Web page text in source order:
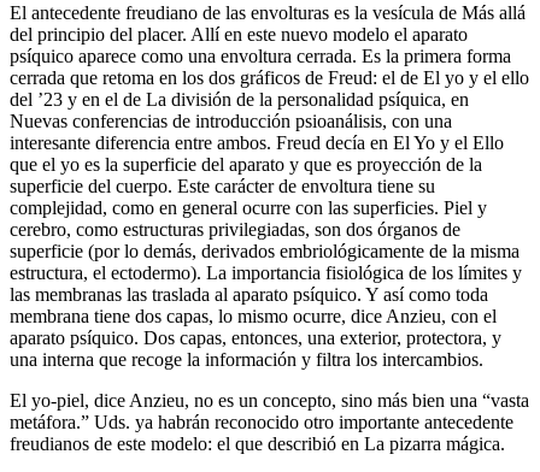
El antecedente freudiano de las envolturas es la vesícula de Más allá
del principio del placer. Allí en este nuevo modelo el aparato
psíquico aparece como una envoltura cerrada. Es la primera forma
cerrada que retoma en los dos gráficos de Freud: el de El yo y el ello
del ’23 y en el de La división de la personalidad psíquica, en
Nuevas conferencias de introducción psioanálisis, con una
interesante diferencia entre ambos. Freud decía en El Yo y el Ello
que el yo es la superficie del aparato y que es proyección de la
superficie del cuerpo. Este carácter de envoltura tiene su
complejidad, como en general ocurre con las superficies. Piel y
cerebro, como estructuras privilegiadas, son dos órganos de
superficie (por lo demás, derivados embriológicamente de la misma
estructura, el ectodermo). La importancia fisiológica de los límites y
las membranas las traslada al aparato psíquico. Y así como toda
membrana tiene dos capas, lo mismo ocurre, dice Anzieu, con el
aparato psíquico. Dos capas, entonces, una exterior, protectora, y
una interna que recoge la información y filtra los intercambios.
El yo-piel, dice Anzieu, no es un concepto, sino más bien una “vasta
metáfora.” Uds. ya habrán reconocido otro importante antecedente
freudianos de este modelo: el que describió en La pizarra mágica.